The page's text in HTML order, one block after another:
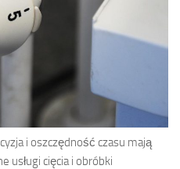
i oszczędność czasu mają
usługi cięcia i obróbki